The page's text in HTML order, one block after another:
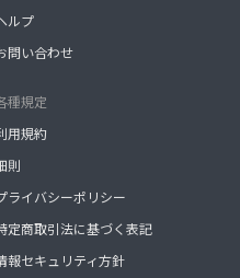
ルプ
問い合わせ
種規定
用規約
則
ライバシーポリシー
定商取引法に基づく表記
報セキュリティ方針